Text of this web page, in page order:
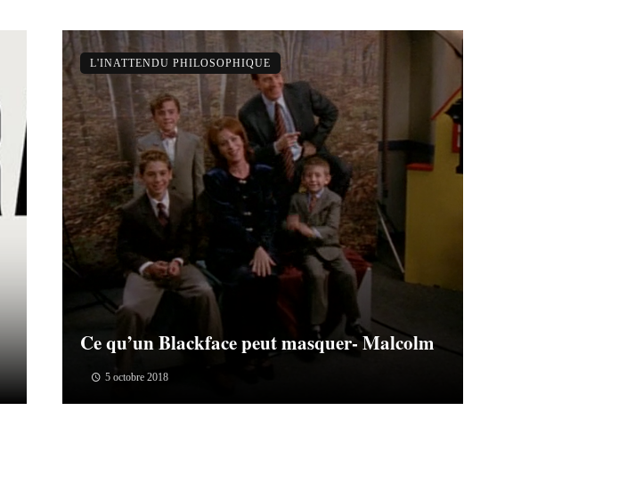
Ce qu’un Blackface peut masquer- Malcolm
5 octobre 2018
L'INATTENDU PHILOSOPHIQUE